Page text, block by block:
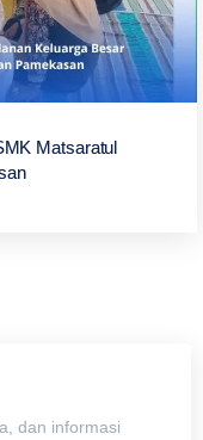
Matsaratul
dan informasi